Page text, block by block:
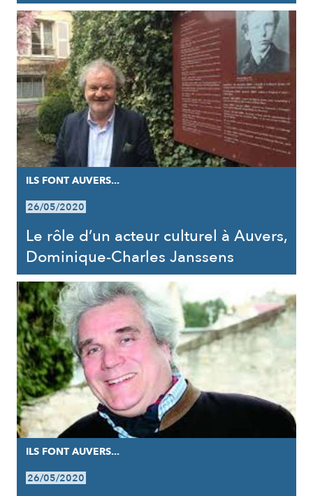
ILS FONT AUVERS...
26/05/2020
Le rôle d’un acteur culturel à Auvers,
Dominique-Charles Janssens
ILS FONT AUVERS...
26/05/2020